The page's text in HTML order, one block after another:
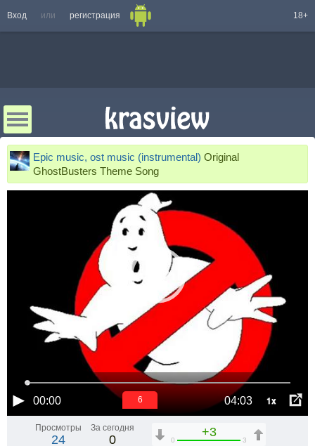
Вход или регистрация 18+
Epic music, ost music (instrumental) Original
GhostBusters Theme Song
00:00 04:03 1x
6
Просмотры
24
За сегодня
0
+3
0 3